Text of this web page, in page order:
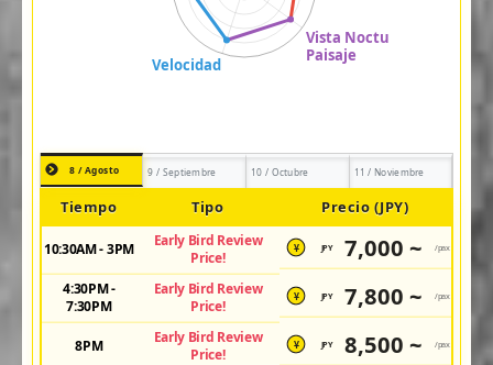
8 / Agosto 9 / Septiembre 10 / Octubre 11 / Noviembre
Tiempo Tipo Precio (JPY)
10:30AM - 3PM
Early Bird Review
Price!
¥ JPY 7,000 ~ /pax
4:30PM -
7:30PM
Early Bird Review
Price!
¥ JPY 7,800 ~ /pax
8PM
Early Bird Review
Price!
¥ JPY 8,500 ~ /pax